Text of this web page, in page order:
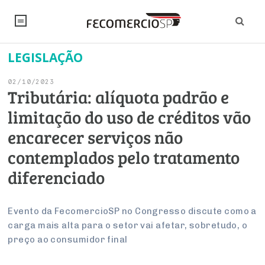
NOTÍCIAS
Editorial
Artigos
Institucional
Debates Fecomercio-SP
PROJETOS ESPECIAIS:
UM BRASIL
Economia
Pesquisas
Brasil
Modernização do Estado
Economia Digital
Trabalho
Reforma Tributária
Negócios
Atacado
Sustentabilidade
SINDICATOS
PESQUISAS
INSTITUCIONAL
Imprensa
CONSELHOS
Conselho de Turismo
EMPRESAS
LEGISLAÇÃO
02/10/2023
Tributária: alíquota padrão e
limitação do uso de créditos vão
encarecer serviços não
contemplados pelo tratamento
diferenciado
Evento da FecomercioSP no Congresso discute como a
carga mais alta para o setor vai afetar, sobretudo, o
preço ao consumidor final